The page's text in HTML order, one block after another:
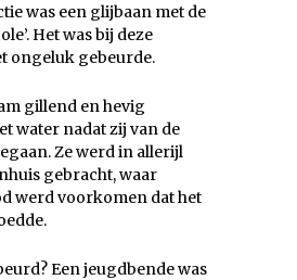
was een glijbaan met de
Het was bij deze
ongeluk gebeurde.
gillend en hevig
water nadat zij van de
Ze werd in allerijl
gebracht, waar
werd voorkomen dat het
Een jeugdbende was